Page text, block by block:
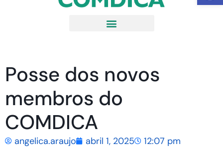
Posse dos novos
membros do
COMDICA
angelica.araujo abril 1, 2025
12:07 pm